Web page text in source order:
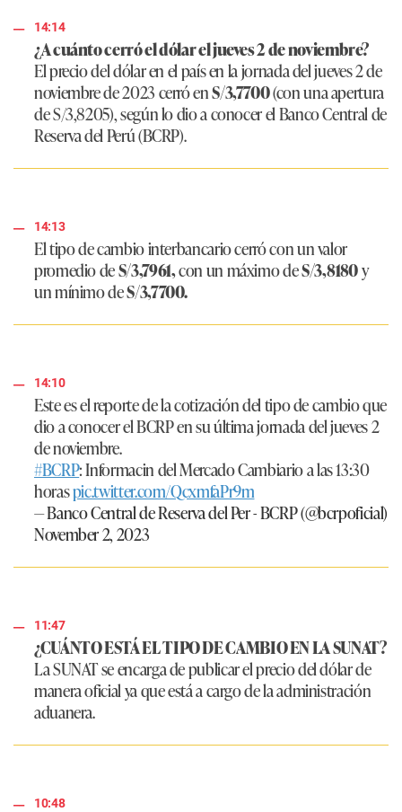
14:14
¿A cuánto cerró el dólar el jueves 2 de noviembre?
El precio del dólar en el país en la jornada del jueves 2 de
noviembre de 2023 cerró enS/3,7700(con una apertura
de S/3,8205), según lo dio a conocer el Banco Central de
Reserva del Perú (BCRP).
14:13
El tipo de cambio interbancario cerró con un valor
promedio deS/3,7961,con un máximo deS/3,8180y
un mínimo deS/3,7700.
14:10
Este es el reporte de la cotización del tipo de cambio que
dio a conocer el BCRP en su última jornada del jueves 2
de noviembre.
#BCRP: Informacin del Mercado Cambiario a las 13:30
horaspic.twitter.com/QcxmfaPr9m
— Banco Central de Reserva del Per - BCRP (@bcrpoficial)
November 2, 2023
11:47
¿CUÁNTO ESTÁ EL TIPO DE CAMBIO EN LA SUNAT?
La SUNAT se encarga de publicar el precio del dólar de
manera oficial ya que está a cargo de la administración
aduanera.
10:48